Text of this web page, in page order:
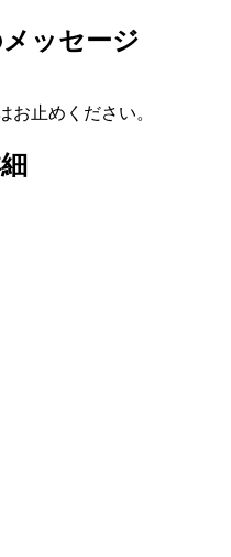
ッセージ
お止めください。